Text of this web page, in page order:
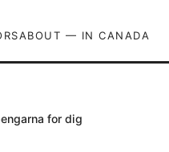
ABOUT — IN CANADA
for dig